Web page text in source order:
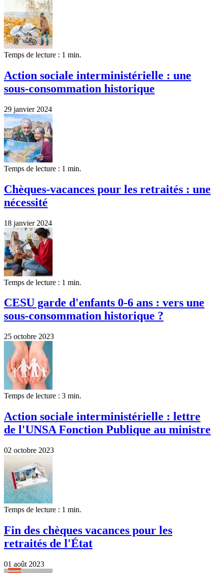
Temps de lecture : 1 min.
Action sociale interministérielle : une
sous-consommation historique
29 janvier 2024
Temps de lecture : 1 min.
Chèques-vacances pour les retraités : une
nécessité
18 janvier 2024
Temps de lecture : 1 min.
CESU garde d'enfants 0-6 ans : vers une
sous-consommation historique ?
25 octobre 2023
Temps de lecture : 3 min.
Action sociale interministérielle : lettre
de l'UNSA Fonction Publique au ministre
02 octobre 2023
Temps de lecture : 1 min.
Fin des chèques vacances pour les
retraités de l'État
01 août 2023